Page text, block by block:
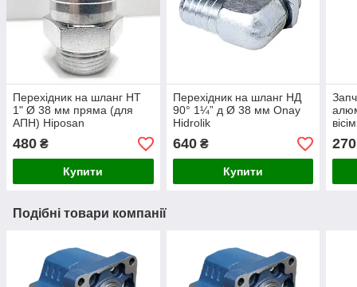
Перехідник на шланг НТ
1" Ø 38 мм пряма (для
АПН) Hiposan
480 ₴
Купити
Перехідник на шланг НД
90° 1¼” д Ø 38 мм Onay
Hidrolik
640₴
Купити
270
Подібні товари компанії